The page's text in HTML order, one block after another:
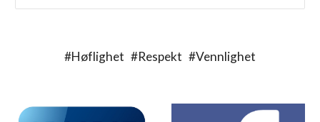
#Høflighet #Respekt #Vennlighet